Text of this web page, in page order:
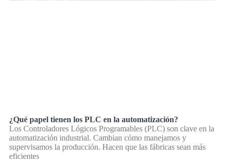
¿Qué papel tienen los PLC en la automatización?
Los Controladores Lógicos Programables (PLC) son clave en la
automatización industrial. Cambian cómo manejamos y
supervisamos la producción. Hacen que las fábricas sean más
eficientes